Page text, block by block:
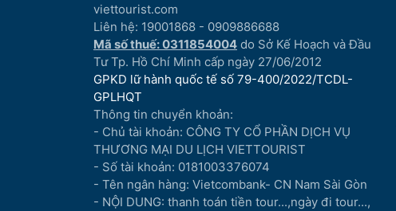
viettourist.com
Liên hệ: 19001868 - 0909886688
Mã số thuế: 0311854004 do Sở Kế Hoạch và Đầu
Tư Tp. Hồ Chí Minh cấp ngày 27/06/2012
GPKD lữ hành quốc tế số 79-400/2022/TCDL-
GPLHQT
Thông tin chuyển khoản:
- Chủ tài khoản: CÔNG TY CỔ PHẦN DỊCH VỤ
THƯƠNG MẠI DU LỊCH VIETTOURIST
- Số tài khoản: 0181003376074
- Tên ngân hàng: Vietcombank- CN Nam Sài Gòn
- NỘI DUNG: thanh toán tiền tour...,ngày đi tour...,